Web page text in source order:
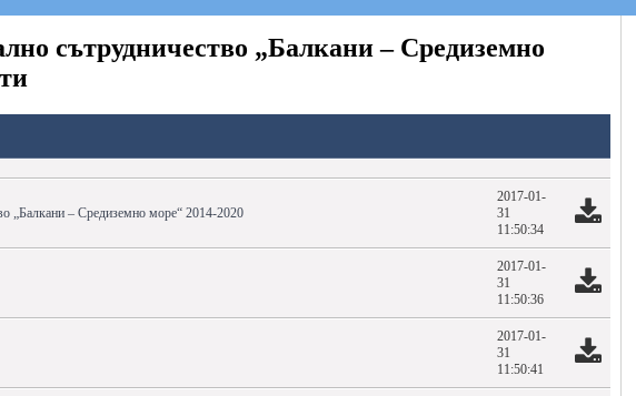
сътрудничество „Балкани – Средиземно
„Балкани – Средиземно море“ 2014-2020
2017-01-
31
11:50:34
2017-01-
31
11:50:36
2017-01-
31
11:50:41